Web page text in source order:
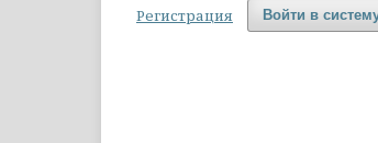
Войти в
Регистрация